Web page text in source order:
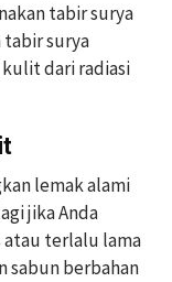
tabir surya
tabir surya
dari radiasi
lemak alami
jika Anda
atau terlalu lama
sabun berbahan